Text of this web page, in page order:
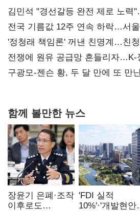
김민석 "경선갈등 완전 제로 노력
사과부터"
전국 기름값 12주 연속 하락…서
'정청래 책임론' 꺼낸 친명계…친
때리기
전쟁에 원유 공급망 흔들리자…K-
핵심으로 재부상
구광모-젠슨 황, 두 달 만에 또 만
함께 볼만한 뉴스
장윤기 은폐·조작
이후로도
'FDI 실적
10%'·'개발현안